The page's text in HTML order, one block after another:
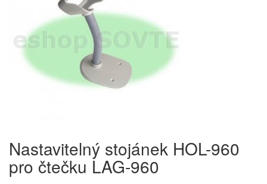
Nastavitelný stojánek HOL-960
pro čtečku LAG-960